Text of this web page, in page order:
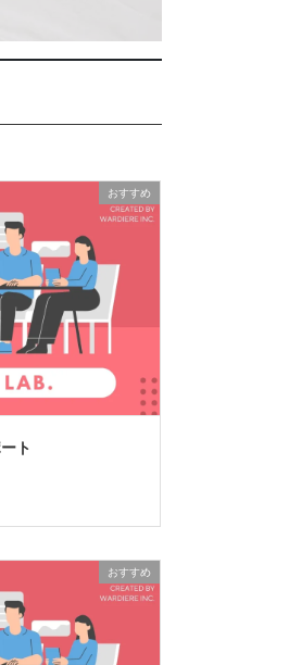
おすすめ
ト
おすすめ